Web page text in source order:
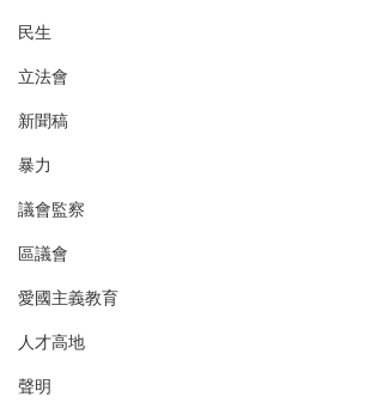
民生
立法會
新聞稿
暴力
議會監察
區議會
愛國主義教育
人才高地
聲明